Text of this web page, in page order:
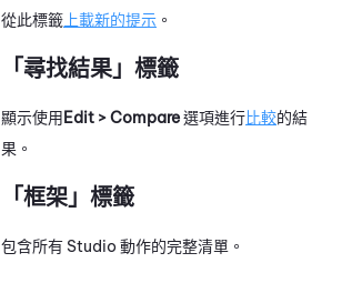
從此標籤 上載新的提示 。
「尋找結果」標籤
顯示使用Edit > Compare選項進行比較的結
果。
「框架」標籤
包含所有 Studio 動作的完整清單。